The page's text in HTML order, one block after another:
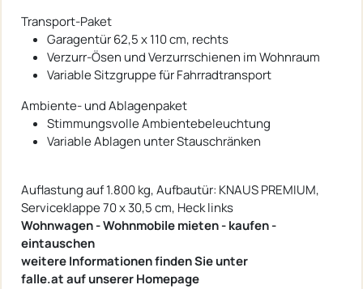
Transport-Paket
Garagentür 62,5 x 110 cm, rechts
Verzurr-Ösen und Verzurrschienen im Wohnraum
Variable Sitzgruppe für Fahrradtransport
Ambiente- und Ablagenpaket
Stimmungsvolle Ambientebeleuchtung
Variable Ablagen unter Stauschränken
Auflastung auf 1.800 kg, Aufbautür: KNAUS PREMIUM,
Serviceklappe 70 x 30,5 cm, Heck links
Wohnwagen - Wohnmobile mieten - kaufen -
eintauschen
weitere Informationen finden Sie unter
falle.at auf unserer Homepage​ ​​